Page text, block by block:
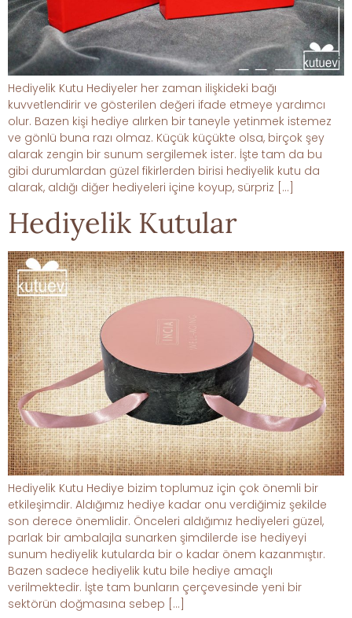
Hediyelik Kutu Hediyeler her zaman ilişkideki bağı
kuvvetlendirir ve gösterilen değeri ifade etmeye yardımcı
olur. Bazen kişi hediye alırken bir taneyle yetinmek istemez
ve gönlü buna razı olmaz. Küçük küçükte olsa, birçok şey
alarak zengin bir sunum sergilemek ister. İşte tam da bu
gibi durumlardan güzel fikirlerden birisi hediyelik kutu da
alarak, aldığı diğer hediyeleri içine koyup, sürpriz […]
Hediyelik Kutular
Hediyelik Kutu Hediye bizim toplumuz için çok önemli bir
etkileşimdir. Aldığımız hediye kadar onu verdiğimiz şekilde
son derece önemlidir. Önceleri aldığımız hediyeleri güzel,
parlak bir ambalajla sunarken şimdilerde ise hediyeyi
sunum hediyelik kutularda bir o kadar önem kazanmıştır.
Bazen sadece hediyelik kutu bile hediye amaçlı
verilmektedir. İşte tam bunların çerçevesinde yeni bir
sektörün doğmasına sebep […]